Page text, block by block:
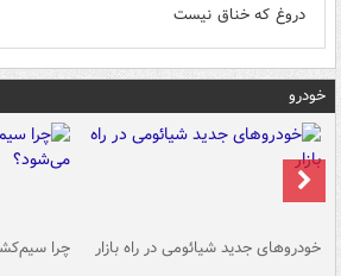
دروغ که خناق نیست
خودرو
خودروهای جدید شیائومی در راه بازار چرا